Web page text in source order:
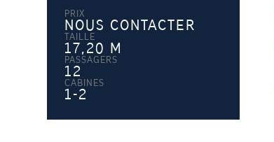
PRIX
NOUS CONTACTER
TAILLE
17,20 M
PASSAGERS
12
CABINES
1-2